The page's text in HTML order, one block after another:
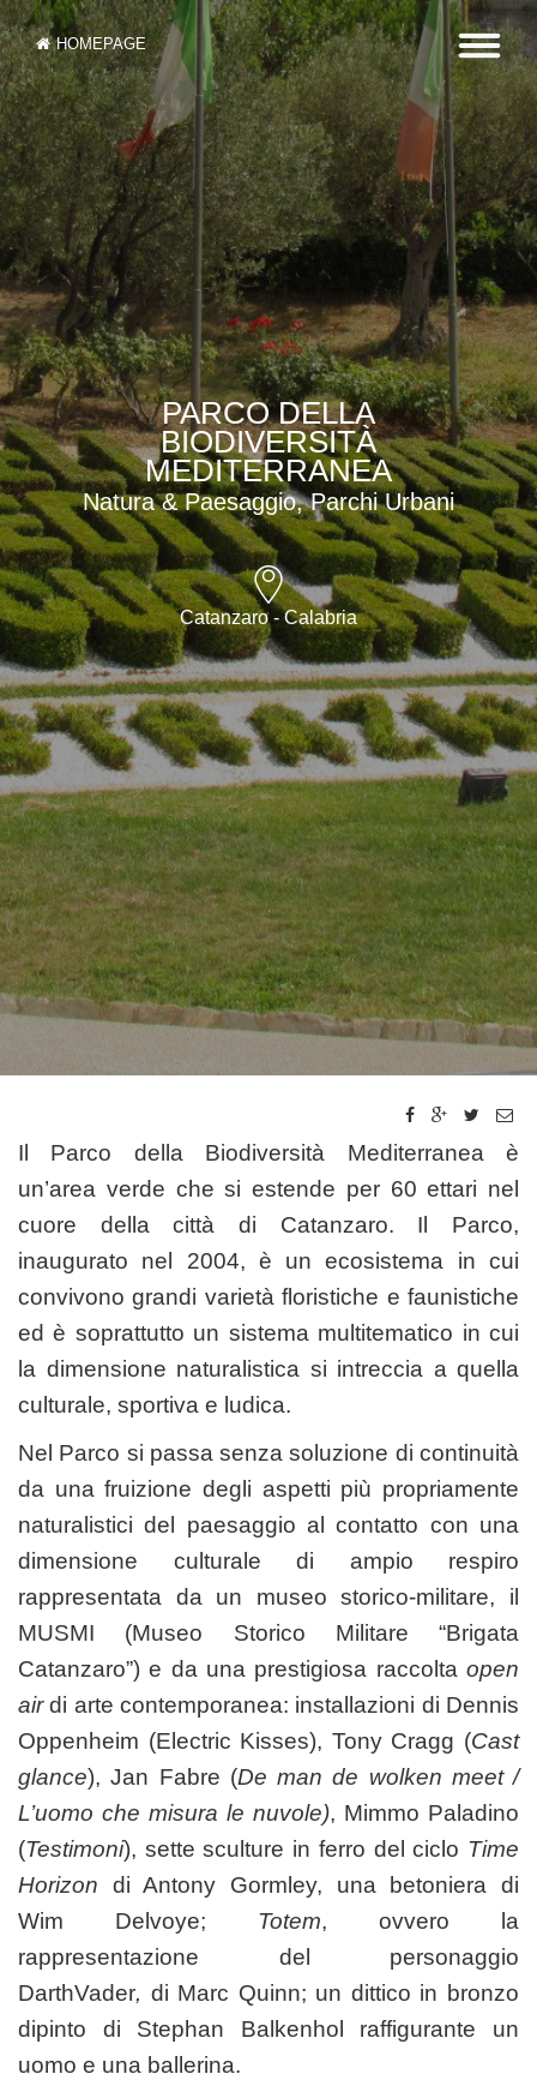
HOMEPAGE
PARCO DELLA
BIODIVERSITÀ
MEDITERRANEA
Natura & Paesaggio, Parchi Urbani
Catanzaro - Calabria
Il Parco della Biodiversità Mediterranea è
un’area verde che si estende per 60 ettari nel
cuore della città di Catanzaro. Il Parco,
inaugurato nel 2004, è un ecosistema in cui
convivono grandi varietà floristiche e faunistiche
ed è soprattutto un sistema multitematico in cui
la dimensione naturalistica si intreccia a quella
culturale, sportiva e ludica.
Nel Parco si passa senza soluzione di continuità
da una fruizione degli aspetti più propriamente
naturalistici del paesaggio al contatto con una
dimensione culturale di ampio respiro
rappresentata da un museo storico-militare, il
MUSMI (Museo Storico Militare “Brigata
Catanzaro”) e da una prestigiosa raccolta open
air di arte contemporanea: installazioni di Dennis
Oppenheim (Electric Kisses), Tony Cragg (Cast
glance), Jan Fabre (De man de wolken meet /
L’uomo che misura le nuvole), Mimmo Paladino
(Testimoni), sette sculture in ferro del ciclo Time
Horizon di Antony Gormley, una betoniera di
Wim Delvoye;
Totem, ovvero la
rappresentazione del personaggio
DarthVader, di Marc Quinn; un dittico in bronzo
dipinto di Stephan Balkenhol raffigurante un
uomo e una ballerina.